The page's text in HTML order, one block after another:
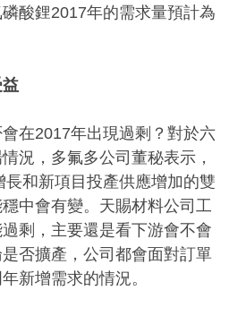
酸鋰2017年的需求量預計為
在2017年出現過剩？對於六
況，多氟多公司董秘表示，
和新項目投產供應增加的雙
中會有變。天賜材料公司工
剩，主要還是看下游會不會
否擴產，公司都會面對訂單
新增需求的情況。